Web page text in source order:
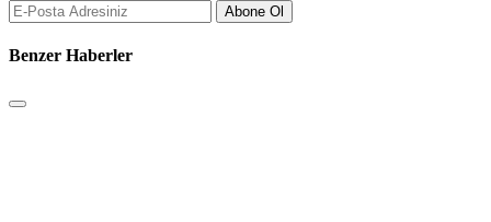
Abone Ol
Benzer Haberler